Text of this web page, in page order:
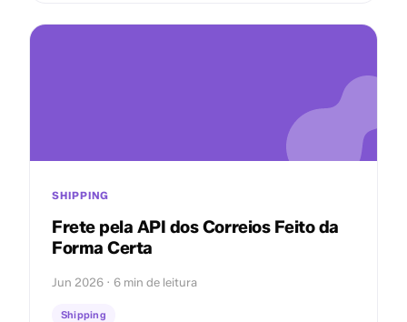
SHIPPING
Frete pela API dos Correios Feito da
Forma Certa
Jun 2026 · 6 min de leitura
Shipping